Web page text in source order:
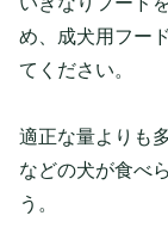
め、成犬用フー
てください。
適正な量よりも
などの犬が食べ
う。